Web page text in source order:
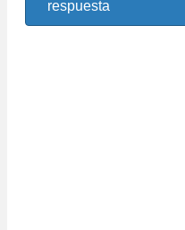
respuesta